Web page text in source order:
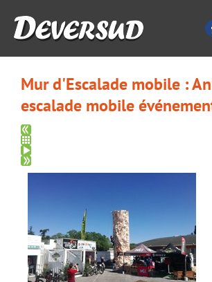
Mur d'Escalade mobile :
escalade mobile